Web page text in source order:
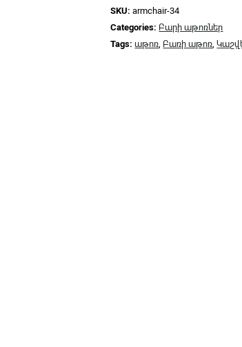
SKU:armchair-34
Categories: Բարի աթոռներ
Tags:աթոռ Բառի աթոռ ,